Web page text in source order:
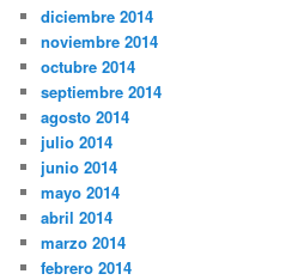
diciembre 2014
noviembre 2014
octubre 2014
septiembre 2014
agosto 2014
julio 2014
junio 2014
mayo 2014
abril 2014
marzo 2014
febrero 2014